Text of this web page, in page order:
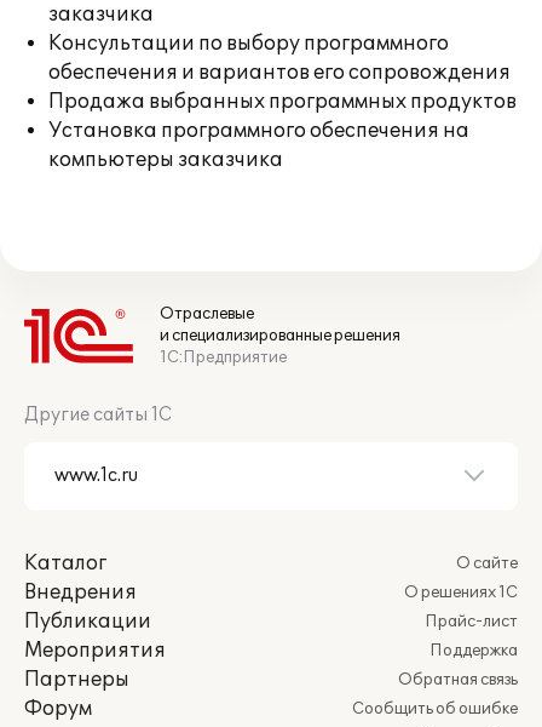
заказчика
Консультации по выбору программного
обеспечения и вариантов его сопровождения
Продажа выбранных программных продуктов
Установка программного обеспечения на
компьютеры заказчика
Отраслевые
и специализированные решения
1С:Предприятие
Другие сайты 1С
Каталог
Внедрения
Публикации
Мероприятия
Партнеры
Форум
О сайте
О решениях 1С
Прайс-лист
Поддержка
Обратная связь
Сообщить об ошибке